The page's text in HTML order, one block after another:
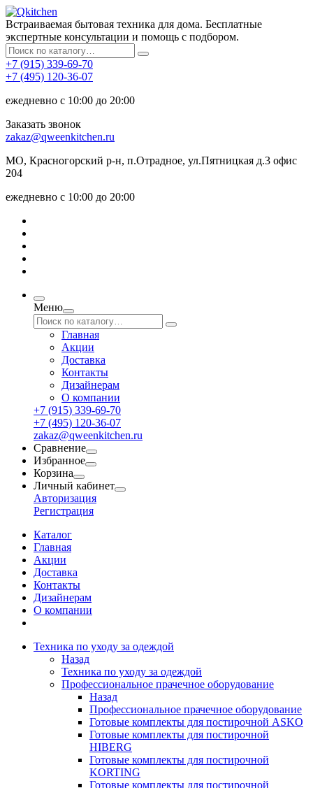
Встраиваемая бытовая техника для дома. Бесплатные
экспертные консультации и помощь с подбором.
+7 (915) 339-69-70
+7 (495) 120-36-07
ежедневно с 10:00 до 20:00
Заказать звонок
zakaz@qweenkitchen.ru
МО, Красногорский р-н, п.Отрадное, ул.Пятницкая д.3 офис
204
ежедневно с 10:00 до 20:00
Меню
Главная
Акции
Доставка
Контакты
Дизайнерам
О компании
+7 (915) 339-69-70
+7 (495) 120-36-07
zakaz@qweenkitchen.ru
Сравнение
Избранное
Корзина
Личный кабинет
Авторизация
Регистрация
Каталог
Главная
Акции
Доставка
Контакты
Дизайнерам
О компании
Техника по уходу за одеждой
Назад
Техника по уходу за одеждой
Профессиональное прачечное оборудование
Назад
Профессиональное прачечное оборудование
Готовые комплекты для постирочной ASKO
Готовые комплекты для постирочной
HIBERG
Готовые комплекты для постирочной
KORTING
Готовые комплекты для постирочной